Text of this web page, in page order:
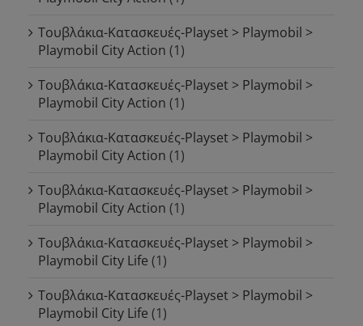
Τουβλάκια-Κατασκευές-Playset > Playmobil >
Playmobil City Action (1)
Τουβλάκια-Κατασκευές-Playset > Playmobil >
Playmobil City Action (1)
Τουβλάκια-Κατασκευές-Playset > Playmobil >
Playmobil City Action (1)
Τουβλάκια-Κατασκευές-Playset > Playmobil >
Playmobil City Action (1)
Τουβλάκια-Κατασκευές-Playset > Playmobil >
Playmobil City Life (1)
Τουβλάκια-Κατασκευές-Playset > Playmobil >
Playmobil City Life (1)